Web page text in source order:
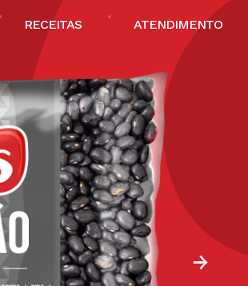
RECEITAS ATENDIMENTO